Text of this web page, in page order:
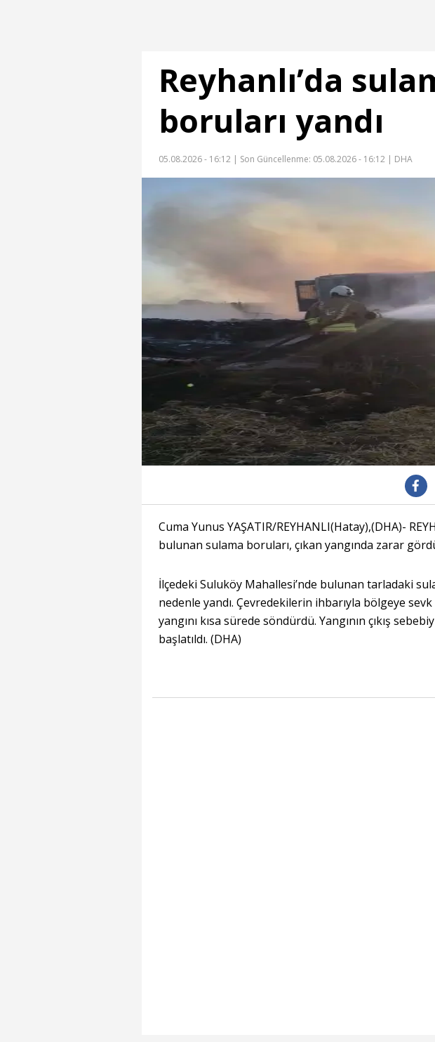
Reyhanlı’da
boruları yandı
05.08.2026 - 16:12 | Son Güncellenme: 05.08.2026 - 16:12 | DHA
Cuma Yunus YAŞATIR/REYHANLI(Hatay),(DHA)-
bulunan sulama boruları, çıkan yangında zarar
İlçedeki Suluköy Mahallesi’nde bulunan tarladaki
nedenle yandı. Çevredekilerin ihbarıyla bölgeye
yangını kısa sürede söndürdü. Yangının çıkış
başlatıldı. (DHA)